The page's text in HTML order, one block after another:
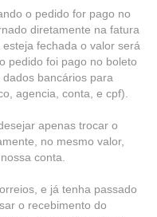
o pedido for pago no
diretamente na fatura
fechada o valor será
pedido foi pago no boleto
bancários para
agencia, conta, e cpf).
apenas trocar o
no mesmo valor,
conta.
e já tenha passado
o recebimento do